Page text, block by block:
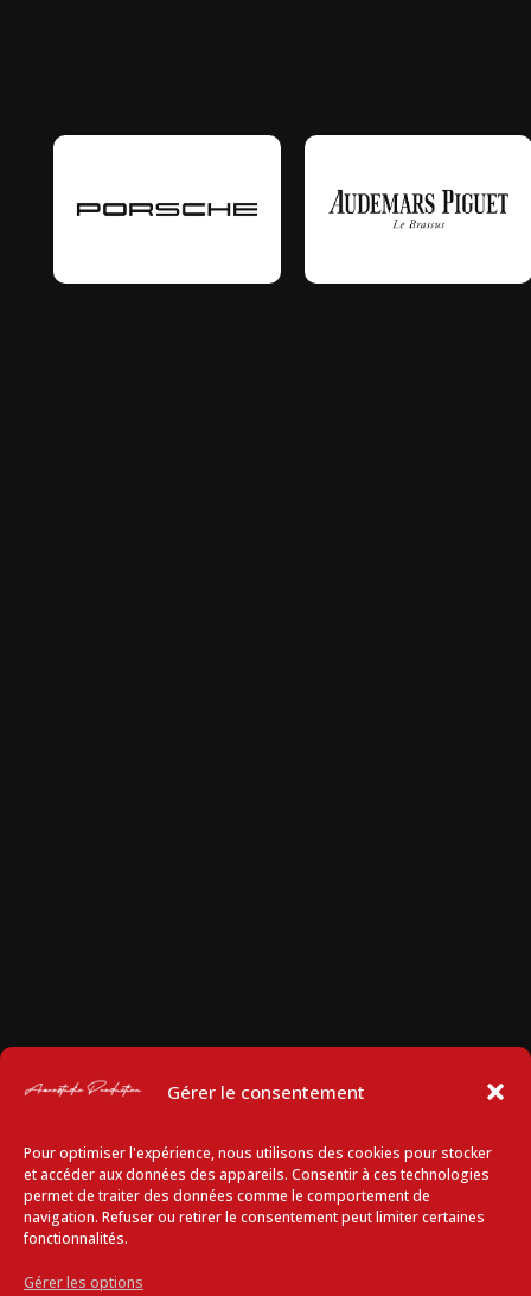
Gérer le consentement
Pour optimiser l'expérience, nous utilisons des cookies pour stocker
et accéder aux données des appareils. Consentir à ces technologies
permet de traiter des données comme le comportement de
navigation. Refuser ou retirer le consentement peut limiter certaines
fonctionnalités.
Gérer les options